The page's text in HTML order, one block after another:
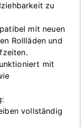
zu
mit neuen
Rollläden und
mit
vollständig